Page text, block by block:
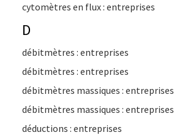
cytomètres en flux : entreprises
D
débitmètres : entreprises
débitmètres : entreprises
débitmètres massiques : entreprises
débitmètres massiques : entreprises
déductions : entreprises